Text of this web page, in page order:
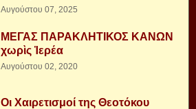
Αυγούστου 07, 2025
ΜΕΓΑΣ ΠΑΡΑΚΛΗΤΙΚΟΣ ΚΑΝΩΝ
χωρὶς Ἱερέα
Αυγούστου 02, 2020
Οι Χαιρετισμοί της Θεοτόκου